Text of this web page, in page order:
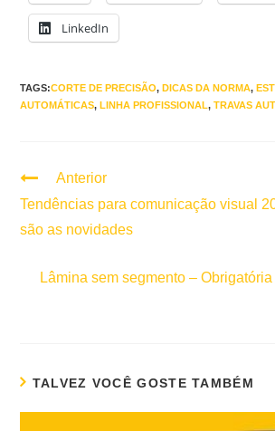
LinkedIn
TAGS:CORTE DE PRECISÃO,DICAS DA NORMA,
AUTOMÁTICAS,LINHA PROFISSIONAL,TRAVAS
Continuar
lendo
Anterior
Tendências para comunicação visual
são as novidades
Lâmina sem segmento –
TALVEZ VOCÊ GOSTE TAMBÉM